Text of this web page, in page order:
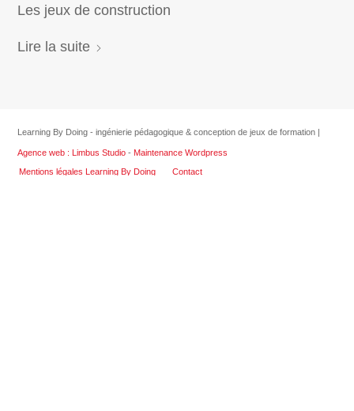
Les jeux de construction
Lire la suite
Learning By Doing - ingénierie pédagogique & conception de jeux de formation |
Agence web : Limbus Studio - Maintenance Wordpress
Mentions légales Learning By Doing
Contact